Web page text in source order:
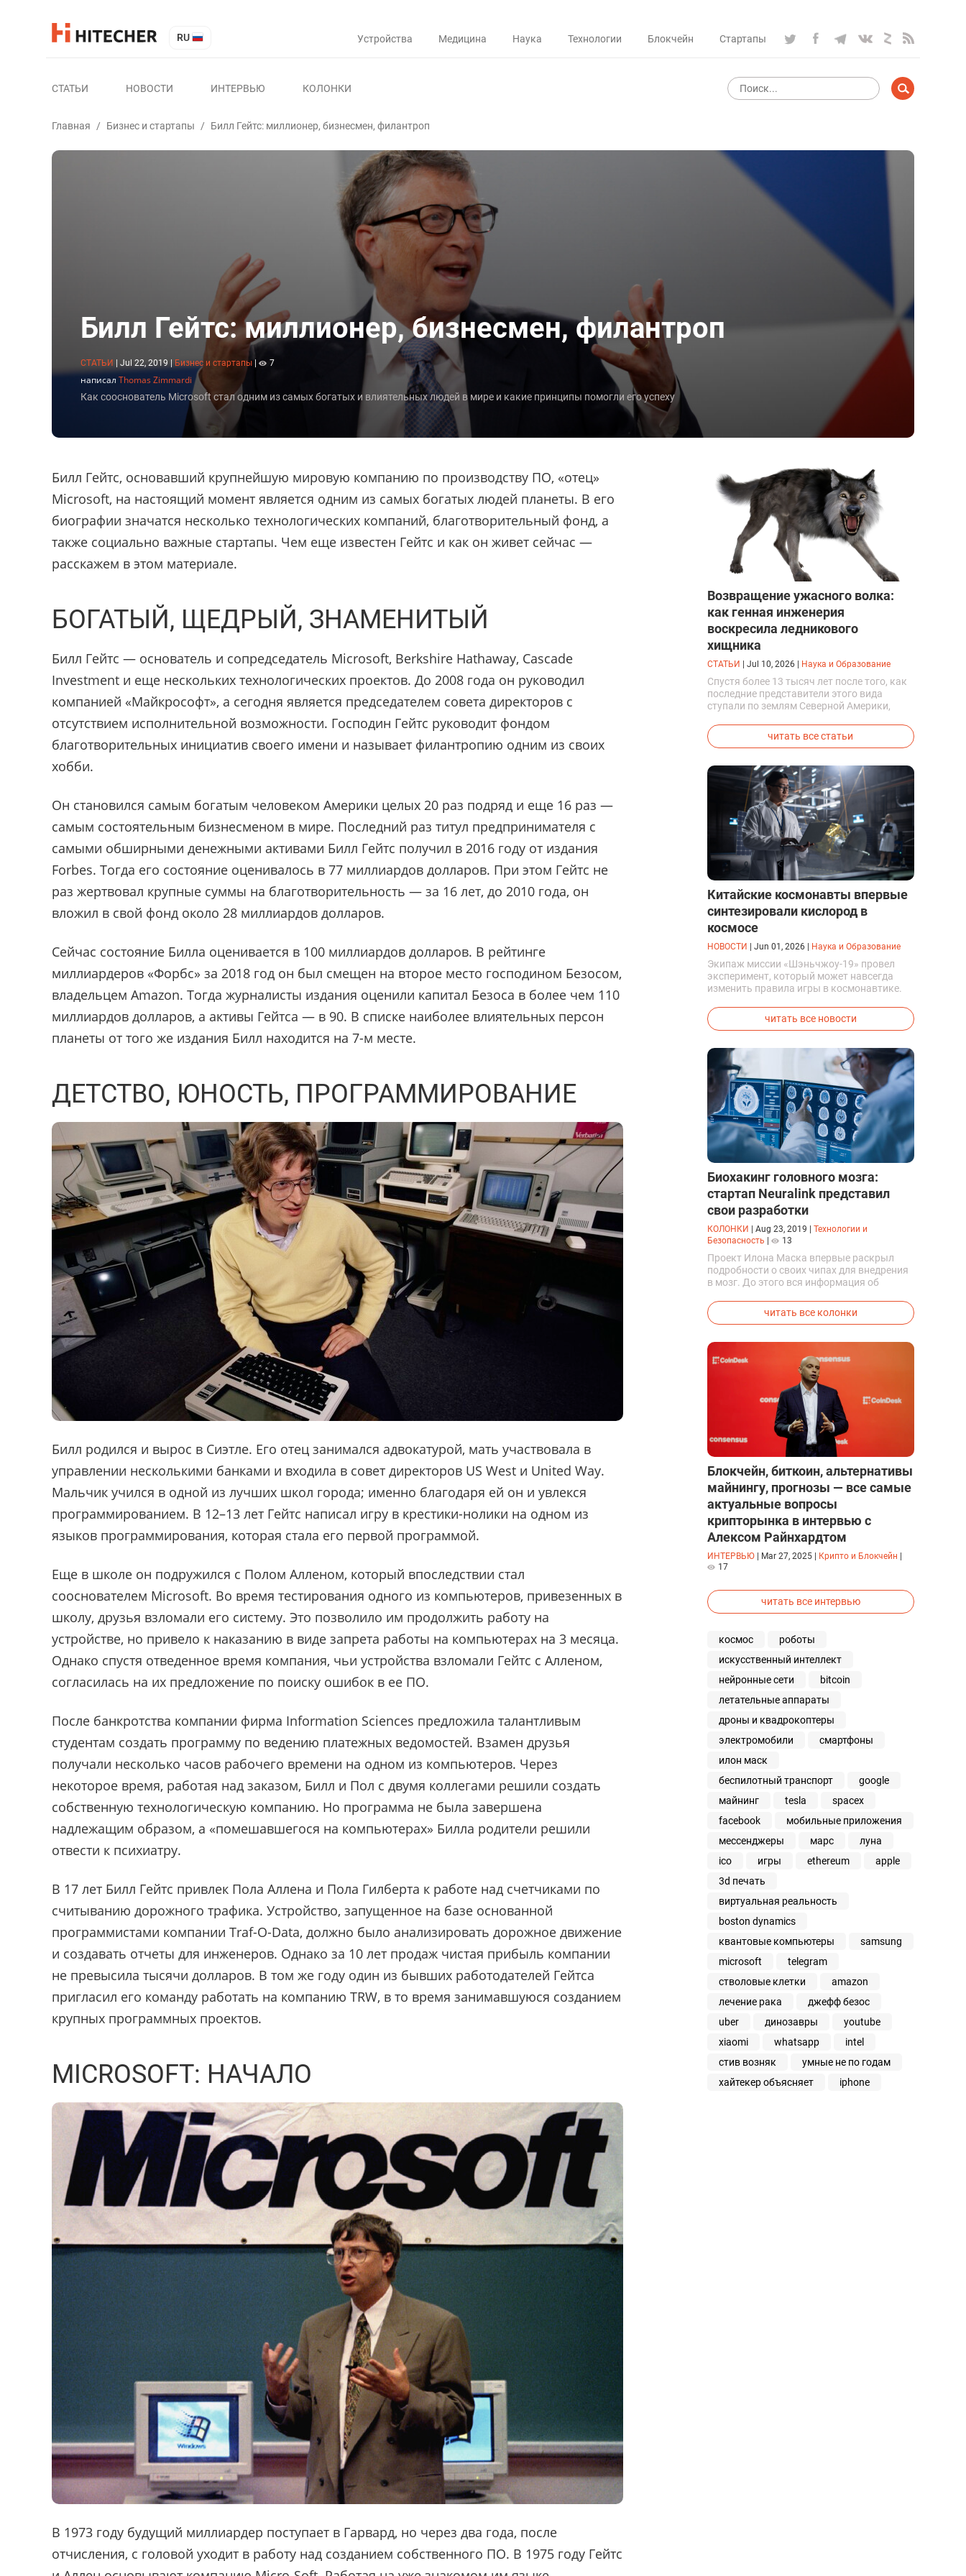
RU Устройства Медицина Наука Технологии Блокчейн Стартапы
СТАТЬИ НОВОСТИ ИНТЕРВЬЮ КОЛОНКИ
Главная / Бизнес и стартапы / Билл Гейтс: миллионер, бизнесмен, филантроп
Билл Гейтс: миллионер, бизнесмен, филантроп
СТАТЬИ | Jul 22, 2019 Бизнес и стартапы 7
написал Thomas Zimmardi
Как сооснователь Microsoft стал одним из самых богатых и влиятельных людей в мире и какие принципы помогли его успеху
Билл Гейтс, основавший крупнейшую мировую компанию по производству ПО, «отец»
Microsoft, на настоящий момент является одним из самых богатых людей планеты. В его
биографии значатся несколько технологических компаний, благотворительный фонд, а
также социально важные стартапы. Чем еще известен Гейтс и как он живет сейчас —
расскажем в этом материале.
БОГАТЫЙ, ЩЕДРЫЙ, ЗНАМЕНИТЫЙ
Билл Гейтс — основатель и сопредседатель Microsoft, Berkshire Hathaway, Cascade
Investment и еще нескольких технологических проектов. До 2008 года он руководил
компанией «Майкрософт», а сегодня является председателем совета директоров с
отсутствием исполнительной возможности. Господин Гейтс руководит фондом
благотворительных инициатив своего имени и называет филантропию одним из своих
хобби.
Он становился самым богатым человеком Америки целых 20 раз подряд и еще 16 раз —
самым состоятельным бизнесменом в мире. Последний раз титул предпринимателя с
самыми обширными денежными активами Билл Гейтс получил в 2016 году от издания
Forbes. Тогда его состояние оценивалось в 77 миллиардов долларов. При этом Гейтс не
раз жертвовал крупные суммы на благотворительность — за 16 лет, до 2010 года, он
вложил в свой фонд около 28 миллиардов долларов.
Сейчас состояние Билла оценивается в 100 миллиардов долларов. В рейтинге
миллиардеров «Форбс» за 2018 год он был смещен на второе место господином Безосом,
владельцем Amazon. Тогда журналисты издания оценили капитал Безоса в более чем 110
миллиардов долларов, а активы Гейтса — в 90. В списке наиболее влиятельных персон
планеты от того же издания Билл находится на 7-м месте.
ДЕТСТВО, ЮНОСТЬ, ПРОГРАММИРОВАНИЕ
Билл родился и вырос в Сиэтле. Его отец занимался адвокатурой, мать участвовала в
управлении несколькими банками и входила в совет директоров US West и United Way.
Мальчик учился в одной из лучших школ города; именно благодаря ей он и увлекся
программированием. В 12–13 лет Гейтс написал игру в крестики-нолики на одном из
языков программирования, которая стала его первой программой.
Еще в школе он подружился с Полом Алленом, который впоследствии стал
сооснователем Microsoft. Во время тестирования одного из компьютеров, привезенных в
школу, друзья взломали его систему. Это позволило им продолжить работу на
устройстве, но привело к наказанию в виде запрета работы на компьютерах на 3 месяца.
Однако спустя отведенное время компания, чьи устройства взломали Гейтс с Алленом,
согласилась на их предложение по поиску ошибок в ее ПО.
После банкротства компании фирма Information Sciences предложила талантливым
студентам создать программу по ведению платежных ведомостей. Взамен друзья
получали несколько часов рабочего времени на одном из компьютеров. Через
некоторое время, работая над заказом, Билл и Пол с двумя коллегами решили создать
собственную технологическую компанию. Но программа не была завершена
надлежащим образом, а «помешавшегося на компьютерах» Билла родители решили
отвести к психиатру.
В 17 лет Билл Гейтс привлек Пола Аллена и Пола Гилберта к работе над счетчиками по
считыванию дорожного трафика. Устройство, запущенное на базе основанной
программистами компании Traf-O-Data, должно было анализировать дорожное движение
и создавать отчеты для инженеров. Однако за 10 лет продаж чистая прибыль компании
не превысила тысячи долларов. В том же году один из бывших работодателей Гейтса
пригласил его команду работать на компанию TRW, в то время занимавшуюся созданием
крупных программных проектов.
MICROSOFT: НАЧАЛО
В 1973 году будущий миллиардер поступает в Гарвард, но через два года, после
отчисления, с головой уходит в работу над созданием собственного ПО. В 1975 году Гейтс
Возвращение ужасного волка:
как генная инженерия
воскресила ледникового
хищника
СТАТЬИ Jul 10, 2026 Наука и Образование
Спустя более 13 тысяч лет после того, как
последние представители этого вида
ступали по землям Северной Америки,
вывели первых генетически
модифицированных щенков с фенотипом
читать все статьи
Китайские космонавты впервые
синтезировали кислород в
космосе
НОВОСТИ Jun 01, 2026 Наука и Образование
Экипаж миссии «Шэньчжоу-19» провел
эксперимент, который может навсегда
изменить правила игры в космонавтике.
успешно синтезировали кислород и
компоненты ракетного топлива с
прямо на орбите.
читать все новости
Биохакинг головного мозга:
стартап Neuralink представил
свои разработки
КОЛОНКИ Aug 23, 2019
Технологии и
Безопасность
13
Проект Илона Маска впервые раскрыл
подробности о своих чипах для внедрения
в мозг. До этого вся информация об
читать все колонки
Блокчейн, биткоин, альтернативы
майнингу, прогнозы — все самые
актуальные вопросы
крипторынка в интервью с
Алексом Райнхардтом
ИНТЕРВЬЮ Mar 27, 2025 Крипто и Блокчейн
17
читать все интервью
космос
роботы
искусственный интеллект
нейронные сети
bitcoin
летательные аппараты
дроны и квадрокоптеры
электромобили
смартфоны
илон маск
беспилотный транспорт
google
майнинг
tesla
spacex
facebook
мобильные приложения
мессенджеры
марс
луна
ico
игры ethereum
apple
3d печать
виртуальная реальность
boston dynamics
квантовые компьютеры
samsung
microsoft
telegram
стволовые клетки
amazon
лечение рака
джефф безос
uber
динозавры
youtube
xiaomi
whatsapp
intel
стив возняк
умные не по годам
хайтекер объясняет
iphone